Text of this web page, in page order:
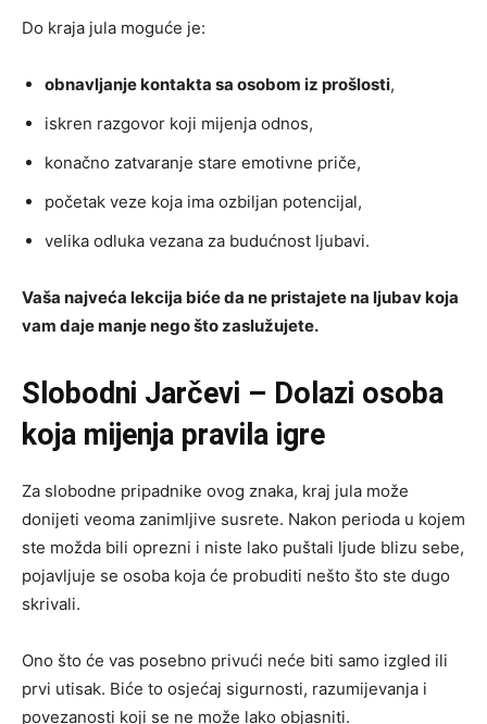
Do kraja jula moguće je:
obnavljanje kontakta sa osobom iz prošlosti,
iskren razgovor koji mijenja odnos,
konačno zatvaranje stare emotivne priče,
početak veze koja ima ozbiljan potencijal,
velika odluka vezana za budućnost ljubavi.
Vaša najveća lekcija biće da ne pristajete na ljubav koja
vam daje manje nego što zaslužujete.
Slobodni Jarčevi – Dolazi osoba
koja mijenja pravila igre
Za slobodne pripadnike ovog znaka, kraj jula može
donijeti veoma zanimljive susrete. Nakon perioda u kojem
ste možda bili oprezni i niste lako puštali ljude blizu sebe,
pojavljuje se osoba koja će probuditi nešto što ste dugo
skrivali.
Ono što će vas posebno privući neće biti samo izgled ili
prvi utisak. Biće to osjećaj sigurnosti, razumijevanja i
povezanosti koji se ne može lako objasniti.